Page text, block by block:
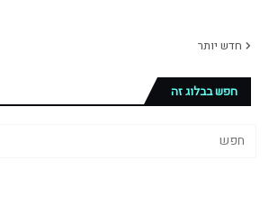
חדש יותר
חפש בבלוג זה